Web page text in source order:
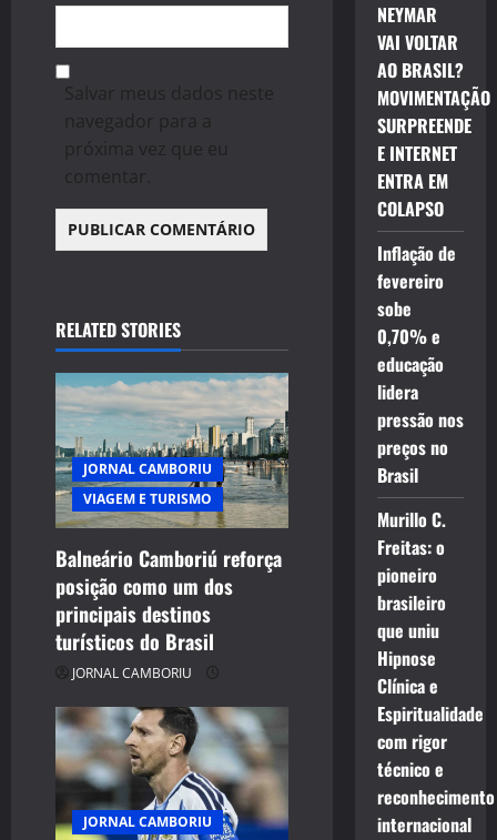
Salvar meus dados neste
navegador para a
próxima vez que eu
comentar.
RELATED STORIES
JORNAL CAMBORIU
VIAGEM E TURISMO
Balneário Camboriú reforça
posição como um dos
principais destinos
turísticos do Brasil
JORNAL CAMBORIU
JORNAL CAMBORIU
NEYMAR
VAI VOLTAR
AO BRASIL?
MOVIMENTAÇÃO
SURPREENDE
E INTERNET
ENTRA EM
COLAPSO
Inflação de
fevereiro
sobe
0,70% e
educação
lidera
pressão nos
preços no
Brasil
Murillo C.
Freitas: o
pioneiro
brasileiro
que uniu
Hipnose
Clínica e
Espiritualidade
com rigor
técnico e
reconhecimento
internacional